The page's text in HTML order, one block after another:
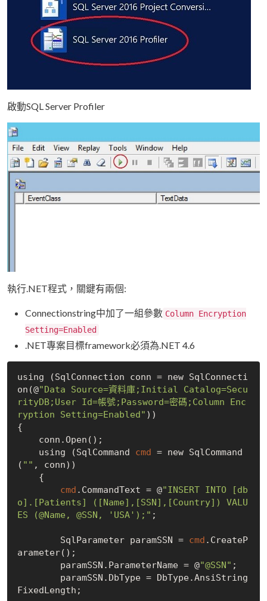
啟動SQL Server Profiler
執行.NET程式，關鍵有兩個:
Connectionstring中加了一組參數 Column Encryption
Setting=Enabled
.NET專案目標framework必須為.NET 4.6
using (SqlConnection conn = new SqlConnecti
on(@"Data Source=資料庫;Initial Catalog=Secu
rityDB;User Id=帳號;Password=密碼;Column Enc
ryption Setting=Enabled" ))
{
    using (SqlCommand
cmd = new SqlCommand
( "" , conn))
cmd . CommandText = @"INSERT INTO [db
o].[Patients] ([Name],[SSN],[Country]) VALU
ES (@Name, @SSN, 'USA');" ;
        SqlParameter paramSSN =
cmd . CreateP
arameter();
        paramSSN.ParameterName = @
"@SSN" ;
FixedLength;